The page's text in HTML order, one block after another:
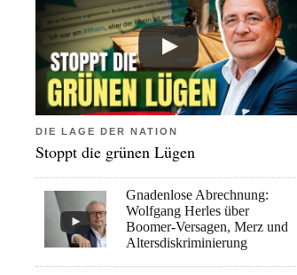
DIE LAGE DER NATION
Stoppt die grünen Lügen
Gnadenlose Abrechnung:
Wolfgang Herles über
Boomer-Versagen, Merz und
Altersdiskriminierung